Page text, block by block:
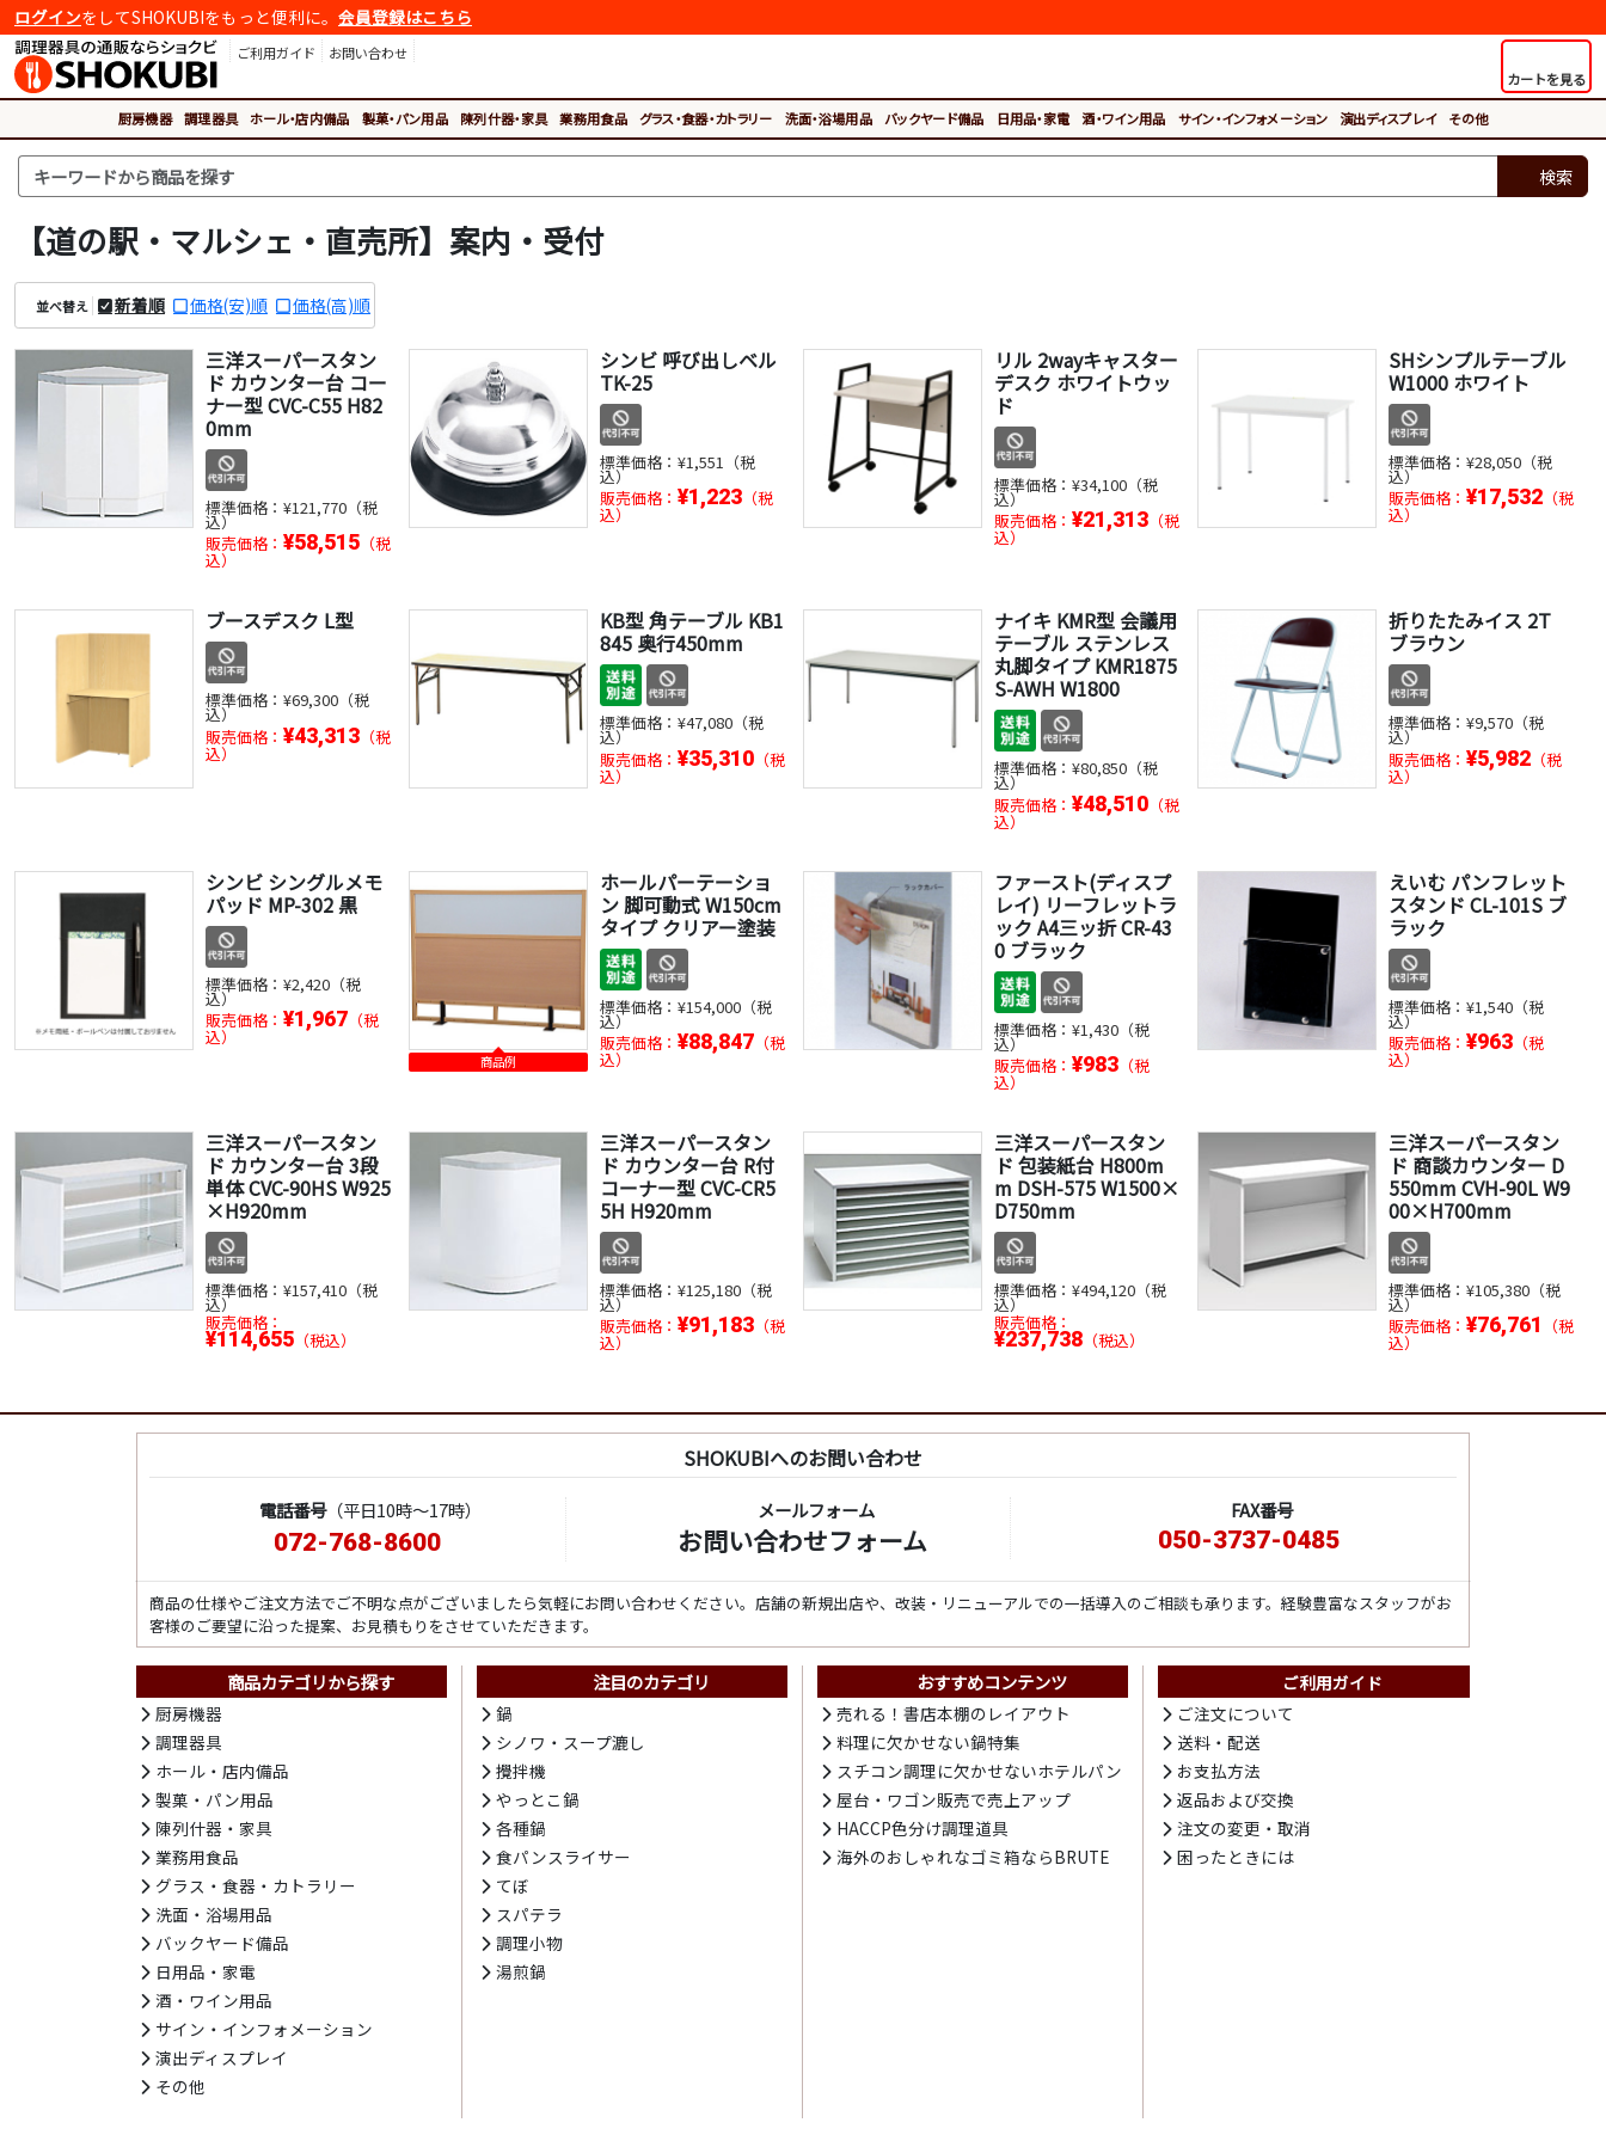
ログインをしてSHOKUBIをもっと便利に。 会員登録はこちら
ご利用ガイド
お問い合わせ
カートを見る
厨房機器 調理器具 ホール・店内備品 製菓・パン用品 陳列什器・家具 業務用食品 グラス・食器・カトラリー 洗面・浴場用品 バックヤード備品 日用品・家電 酒・ワイン用品 サイン・インフォメーション 演出ディスプレイ その他
検索
【道の駅・マルシェ・直売所】案内・受付
並べ替え 新着順 価格(安)順 価格(高)順
三洋スーパースタン
ド カウンター台 コー
ナー型 CVC-C55 H82
0mm
標準価格： ¥121,770（税
込）
販売価格： ¥58,515 （税
込）
シンビ 呼び出しベル
TK-25
標準価格： ¥1,551（税
込）
販売価格： ¥1,223 （税
込）
リル 2wayキャスター
デスク ホワイトウッ
ド
標準価格： ¥34,100（税
込）
販売価格： ¥21,313 （税
込）
SHシンプルテーブル
W1000 ホワイト
標準価格： ¥28,050（税
込）
販売価格： ¥17,532 （税
込）
ブースデスク L型
標準価格： ¥69,300（税
込）
販売価格： ¥43,313 （税
込）
KB型 角テーブル KB1
845 奥行450mm
標準価格： ¥47,080（税
込）
販売価格： ¥35,310 （税
込）
ナイキ KMR型 会議用
テーブル ステンレス
丸脚タイプ KMR1875
S-AWH W1800
標準価格： ¥80,850（税
込）
販売価格： ¥48,510 （税
込）
折りたたみイス 2T
ブラウン
標準価格： ¥9,570（税
込）
販売価格： ¥5,982 （税
込）
シンビ シングルメモ
パッド MP-302 黒
標準価格： ¥2,420（税
込）
販売価格： ¥1,967 （税
込）
商品例
ホールパーテーショ
ン 脚可動式 W150cm
タイプ クリアー塗装
標準価格： ¥154,000（税
込）
販売価格： ¥88,847 （税
込）
ファースト(ディスプ
レイ) リーフレットラ
ック A4三ッ折 CR-43
0 ブラック
標準価格： ¥1,430（税
込）
販売価格： ¥983 （税
込）
えいむ パンフレット
スタンド CL-101S ブ
ラック
標準価格： ¥1,540（税
込）
販売価格： ¥963 （税
込）
三洋スーパースタン
ド カウンター台 3段
単体 CVC-90HS W925
×H920mm
標準価格： ¥157,410（税
込）
販売価格：
¥114,655 （税込）
三洋スーパースタン
ド カウンター台 R付
コーナー型 CVC-CR5
5H H920mm
標準価格： ¥125,180（税
込）
販売価格： ¥91,183 （税
込）
三洋スーパースタン
ド 包装紙台 H800m
m DSH-575 W1500×
D750mm
標準価格： ¥494,120（税
込）
販売価格：
¥237,738 （税込）
三洋スーパースタン
ド 商談カウンター D
550mm CVH-90L W9
00×H700mm
標準価格： ¥105,380（税
込）
販売価格： ¥76,761 （税
込）
SHOKUBIへのお問い合わせ
電話番号（平日10時～17時）
072-768-8600
メールフォーム
お問い合わせフォーム
FAX番号
050-3737-0485
商品の仕様やご注文方法でご不明な点がございましたら気軽にお問い合わせください。店舗の新規出店や、改装・リニューアルでの一括導入のご相談も承ります。経験豊富なスタッフがお
客様のご要望に沿った提案、お見積もりをさせていただきます。
商品カテゴリから探す
厨房機器
調理器具
ホール・店内備品
製菓・パン用品
陳列什器・家具
業務用食品
グラス・食器・カトラリー
洗面・浴場用品
バックヤード備品
日用品・家電
酒・ワイン用品
サイン・インフォメーション
演出ディスプレイ
その他
注目のカテゴリ
鍋
シノワ・スープ漉し
攪拌機
やっとこ鍋
各種鍋
食パンスライサー
てぼ
スパテラ
調理小物
湯煎鍋
おすすめコンテンツ
売れる！書店本棚のレイアウト
料理に欠かせない鍋特集
スチコン調理に欠かせないホテルパン
屋台・ワゴン販売で売上アップ
HACCP色分け調理道具
海外のおしゃれなゴミ箱ならBRUTE
ご利用ガイド
ご注文について
送料・配送
お支払方法
返品および交換
注文の変更・取消
困ったときには